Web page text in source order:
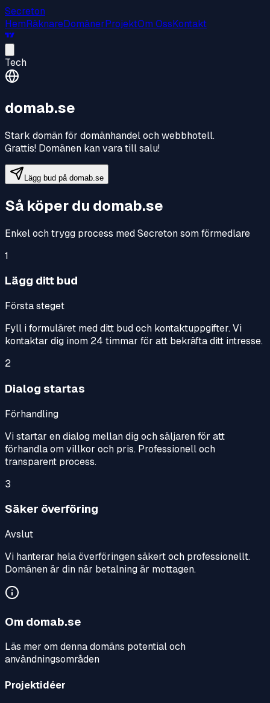
Secreton
HemRäknareDomänerProjektOm OssKontakt
Tech
domab.se
Stark domän för domänhandel och webbhotell.
Grattis! Domänen kan vara till salu!
Lägg bud på domab.se
Så köper du domab.se
Enkel och trygg process med Secreton som förmedlare
1
Lägg ditt bud
Första steget
Fyll i formuläret med ditt bud och kontaktuppgifter. Vi
kontaktar dig inom 24 timmar för att bekräfta ditt intresse.
2
Dialog startas
Förhandling
Vi startar en dialog mellan dig och säljaren för att
förhandla om villkor och pris. Professionell och
transparent process.
3
Säker överföring
Avslut
Vi hanterar hela överföringen säkert och professionellt.
Domänen är din när betalning är mottagen.
Om domab.se
Läs mer om denna domäns potential och
användningsområden
Projektidéer